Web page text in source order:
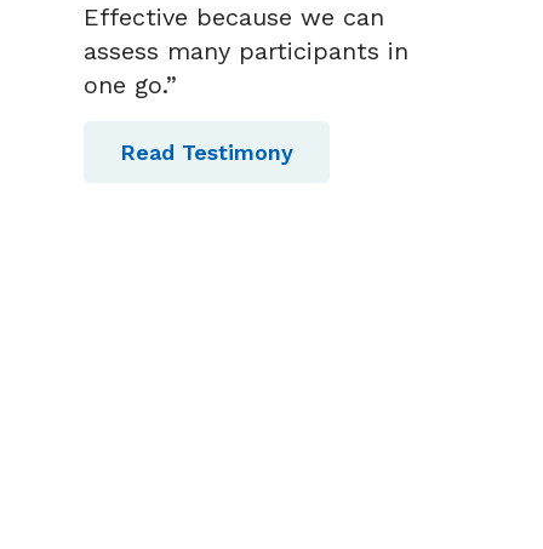
Effective because we can
assess many participants in
one go.”
Read Testimony